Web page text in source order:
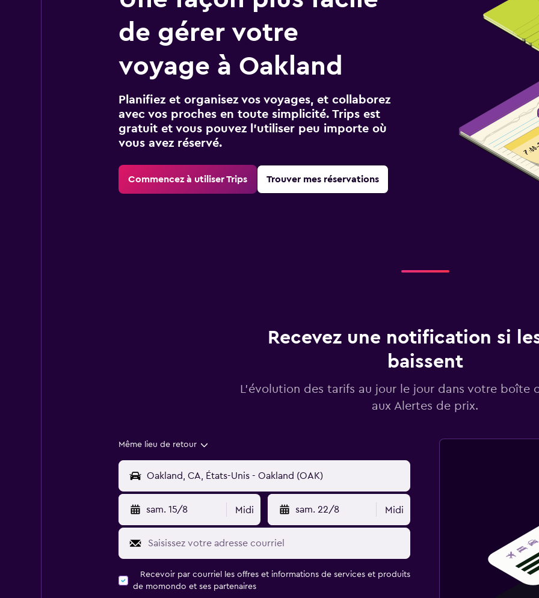
de gérer votre
voyage à Oakland
Planifiez et organisez vos voyages, et collaborez
avec vos proches en toute simplicité. Trips est
gratuit et vous pouvez l’utiliser peu importe où
vous avez réservé.
Commencez à utiliser Trips Trouver mes réservations
Recevez une notification si
baissent
L’évolution des tarifs au jour le jour dans votre boîte
aux Alertes de prix.
Même lieu de retour
sam. 15/8 Midi sam. 22/8 Midi
Recevoir par courriel les offres et informations de services et produits
de momondo et ses partenaires